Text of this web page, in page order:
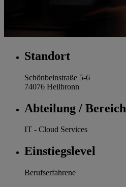
Standort
Schönbeinstraße 5-6
74076 Heilbronn
Abteilung / Bereich
IT - Cloud Services
Einstiegslevel
Berufserfahrene